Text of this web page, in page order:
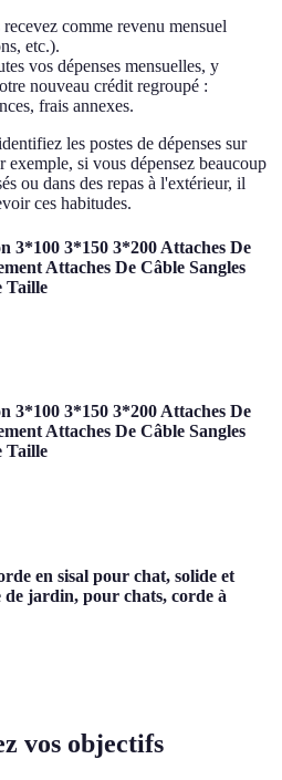
comme revenu mensuel
etc.).
vos dépenses mensuelles, y
nouveau crédit regroupé :
frais annexes.
les postes de dépenses sur
exemple, si vous dépensez beaucoup
ou dans des repas à l'extérieur, il
ces habitudes.
3*100 3*150 3*200 Attaches De
Attaches De Câble Sangles
Taille
3*100 3*150 3*200 Attaches De
Attaches De Câble Sangles
Taille
en sisal pour chat, solide et
jardin, pour chats, corde à
vos objectifs